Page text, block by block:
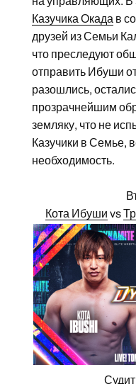
Казучика Окада в
друзей из Семьи
что преследуют
отправить Ибуши
разошлись,
прозрачнейшим
земляку, что не
Казучики в Семье,
необходимость.
Кота Ибуши vs